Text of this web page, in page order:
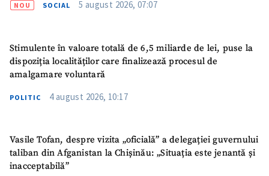
NOU SOCIAL 5 august 2026, 07:07
Stimulente în valoare totală de 6,5 miliarde de lei, puse la
dispoziția localităților care finalizează procesul de
amalgamare voluntară
POLITIC 4 august 2026, 10:17
Vasile Tofan, despre vizita „oficială” a delegației guvernului
taliban din Afganistan la Chișinău: „Situația este jenantă și
inacceptabilă”